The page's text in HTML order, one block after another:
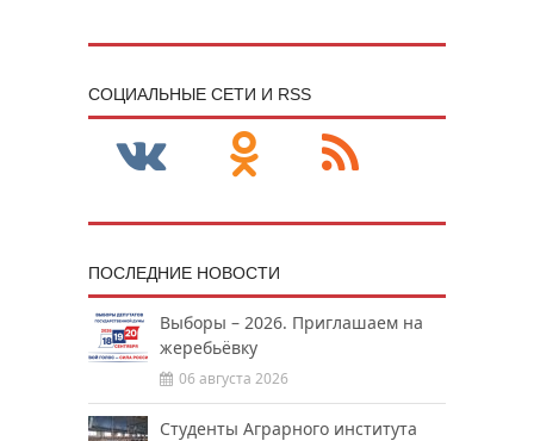
CОЦИАЛЬНЫЕ СЕТИ И RSS
ПОСЛЕДНИЕ НОВОСТИ
Выборы – 2026. Приглашаем на
жеребьёвку
06 августа 2026
Студенты Аграрного института